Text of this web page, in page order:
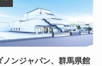
ノンジャパン、群馬県館